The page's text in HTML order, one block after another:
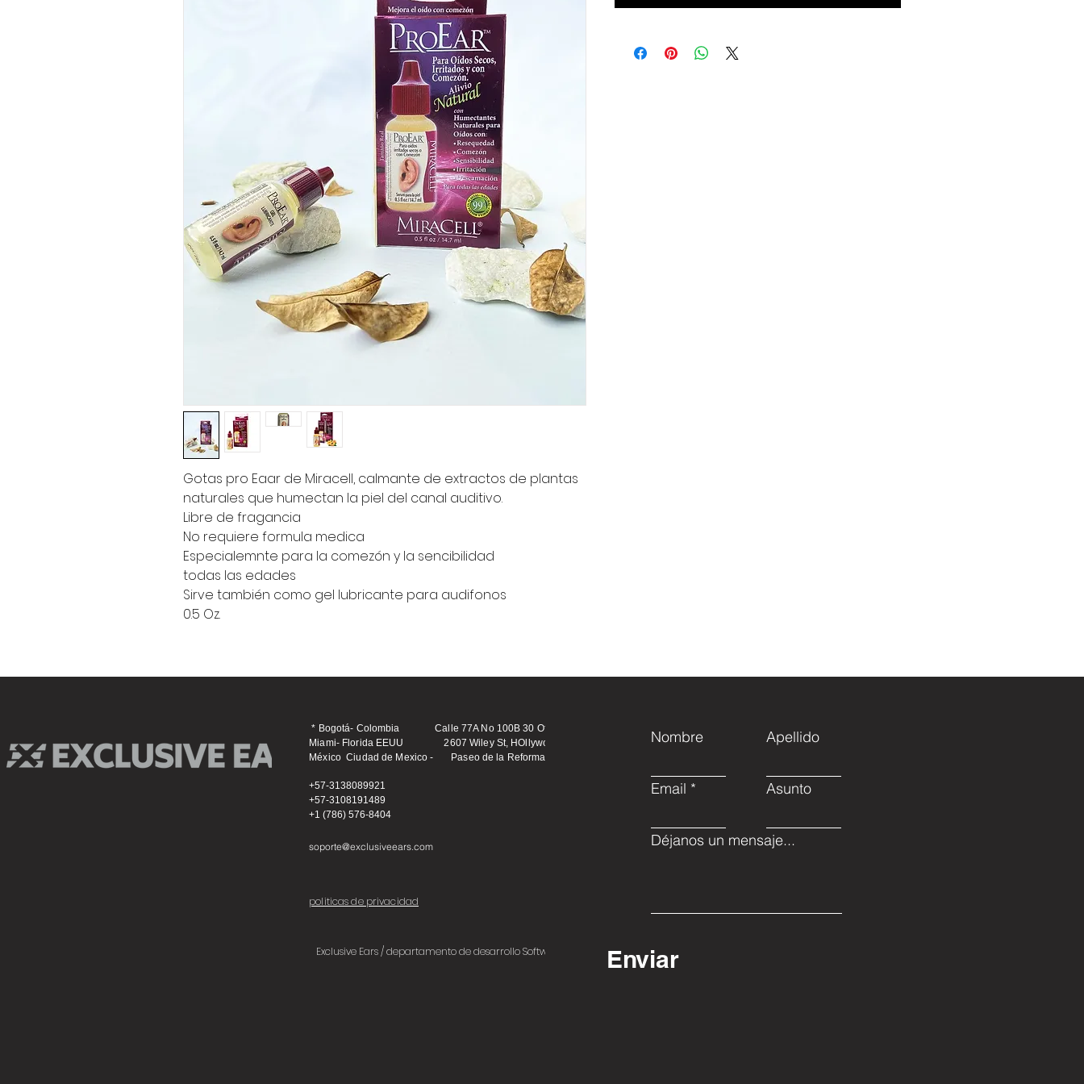
Gotas pro Eaar de Miracell, calmante de extractos de plantas
naturales que humectan la piel del canal auditivo.
Libre de fragancia
No requiere formula medica
Especialemnte para la comezón y la sencibilidad
todas las edades
Sirve también como gel lubricante para audifonos
0.5 Oz.
* Bogotá- Colombia Calle 77A No 100B 30 Ofc 101 *
Miami- Florida EEUU 2607 Wiley St, HOllywood FL, *
México Ciudad de Mexico - Paseo de la Reforma
+57-3138089921
+57-3108191489
+1 (786) 576-8404
soporte@exclusiveears.com
politicas de privacidad
Exclusive Ears / departamento de desarrollo Software 2024
Nombre
Email
Apellido
Asunto
Déjanos un mensaje...
Enviar